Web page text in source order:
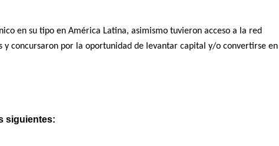
en su tipo en América Latina, asimismo tuvieron acceso a la red
concursaron por la oportunidad de levantar capital y/o convertirse en
siguientes: